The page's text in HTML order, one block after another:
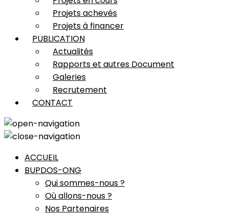
Projets achevés
Projets à financer
PUBLICATION
Actualités
Rapports et autres Document
Galeries
Recrutement
CONTACT
ACCUEIL
BUPDOS-ONG
Qui sommes-nous ?
Où allons-nous ?
Nos Partenaires